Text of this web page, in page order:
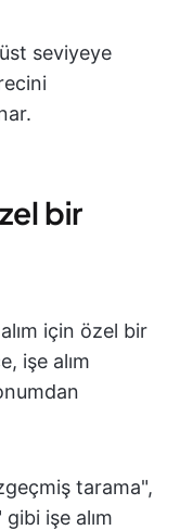
seviyeye
bir
için özel bir
işe alım
tarama",
işe alım